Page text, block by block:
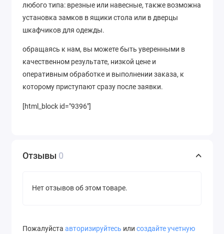
любого типа: врезные или навесные, также возможна
установка замков в ящики стола или в дверцы
шкафчиков для одежды.
обращаясь к нам, вы можете быть уверенными в
качественном результате, низкой цене и
оперативным обработке и выполнении заказа, к
которому приступают сразу после заявки.
[html_block id="9396"]
Отзывы 0
Нет отзывов об этом товаре.
Пожалуйста авторизируйтесь или создайте учетную